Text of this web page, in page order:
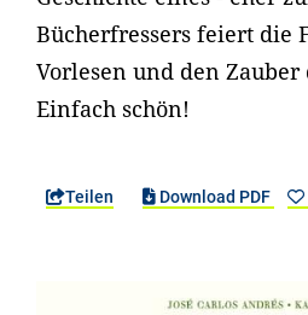
Bücherfressers feiert die
Vorlesen und den Zauber
Einfach schön!
Teilen Download PDF